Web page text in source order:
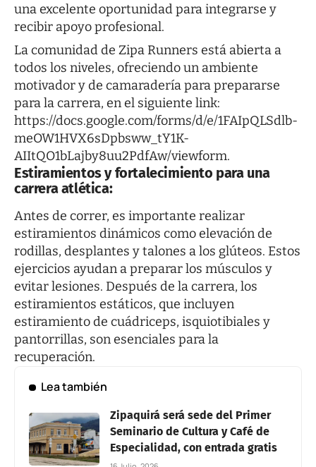
una excelente oportunidad para integrarse y
recibir apoyo profesional.
La comunidad de Zipa Runners está abierta a
todos los niveles, ofreciendo un ambiente
motivador y de camaradería para prepararse
para la carrera, en el siguiente link:
https://docs.google.com/forms/d/e/1FAIpQLSdlb-
meOW1HVX6sDpbsww_tY1K-
AIItQO1bLajby8uu2PdfAw/viewform.
Estiramientos y fortalecimiento para una
carrera atlética:
Antes de correr, es importante realizar
estiramientos dinámicos como elevación de
rodillas, desplantes y talones a los glúteos. Estos
ejercicios ayudan a preparar los músculos y
evitar lesiones. Después de la carrera, los
estiramientos estáticos, que incluyen
estiramiento de cuádriceps, isquiotibiales y
pantorrillas, son esenciales para la
recuperación.
Lea también
Zipaquirá será sede del Primer
Seminario de Cultura y Café de
Especialidad, con entrada gratis